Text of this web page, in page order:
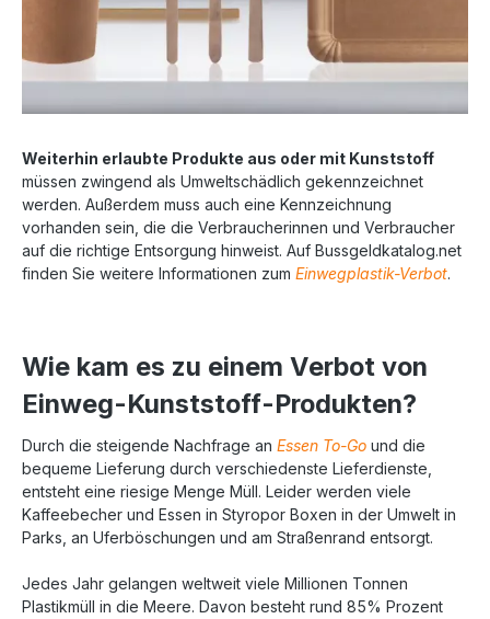
Weiterhin erlaubte Produkte aus oder mit Kunststoff
müssen zwingend als Umweltschädlich gekennzeichnet
werden. Außerdem muss auch eine Kennzeichnung
vorhanden sein, die die Verbraucherinnen und Verbraucher
auf die richtige Entsorgung hinweist. Auf Bussgeldkatalog.net
finden Sie weitere Informationen zum Einwegplastik-Verbot.
Wie kam es zu einem Verbot von
Einweg-Kunststoff-Produkten?
Durch die steigende Nachfrage an Essen To-Go und die
bequeme Lieferung durch verschiedenste Lieferdienste,
entsteht eine riesige Menge Müll. Leider werden viele
Kaffeebecher und Essen in Styropor Boxen in der Umwelt in
Parks, an Uferböschungen und am Straßenrand entsorgt.
Jedes Jahr gelangen weltweit viele Millionen Tonnen
Plastikmüll in die Meere. Davon besteht rund 85% Prozent